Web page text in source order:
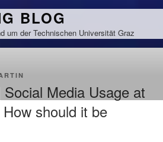
BLOG
um der Technischen Universität Graz
Media Usage at
should it be